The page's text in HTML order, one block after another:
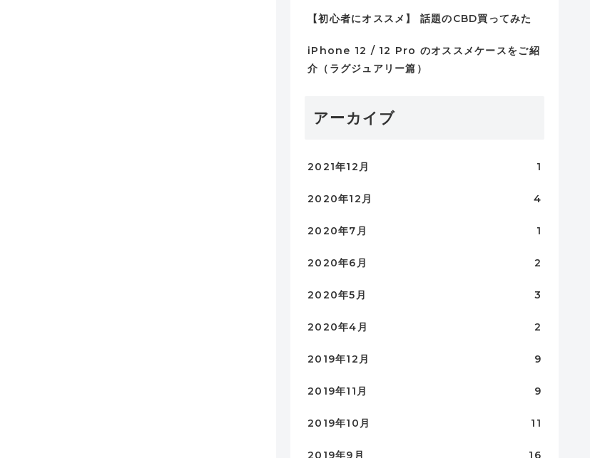
【初心者にオススメ】 話題のCBD買ってみた
iPhone 12 / 12 Pro のオススメケースをご紹
介（ラグジュアリー篇）
アーカイブ
2021年12月 1
2020年12月 4
2020年7月 1
2020年6月 2
2020年5月 3
2020年4月 2
2019年12月 9
2019年11月 9
2019年10月 11
2019年9月 16